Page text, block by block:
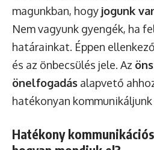
magunkban, hogy jogunk
Nem vagyunk gyengék, ha
határainkat. Éppen
és az önbecsülés jele. Az
önelfogadás alapvető
hatékonyan
Hatékony